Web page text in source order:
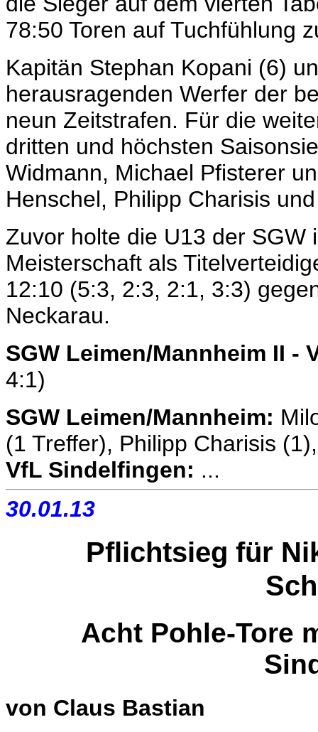
78:50 Toren auf Tuchfühlung
Kapitän Stephan Kopani (6)
herausragenden Werfer der
neun Zeitstrafen. Für die
dritten und höchsten
Widmann, Michael Pfisterer
Henschel, Philipp Charisis
Zuvor holte die U13 der
Meisterschaft als
12:10 (5:3, 2:3, 2:1, 3:3)
Neckarau.
SGW Leimen/Mannheim II -
4:1)
SGW Leimen/Mannheim:
(1 Treffer), Philipp Charisis
VfL Sindelfingen: ...
30.01.13
Pflichtsieg für
Acht Pohle-Tore
von Claus Bastian